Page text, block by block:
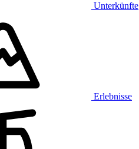
Unterkünfte
Erlebnisse